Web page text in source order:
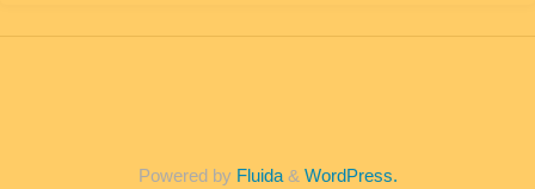
Powered by Fluida& WordPress.